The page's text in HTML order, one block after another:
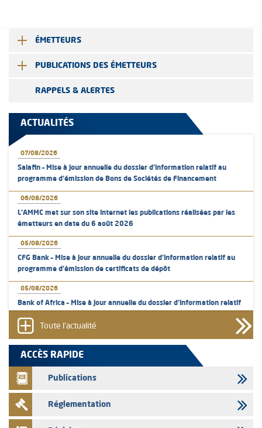
ÉMETTEURS
PUBLICATIONS DES ÉMETTEURS
RAPPELS & ALERTES
ACTUALITÉS
07/08/2026
Salafin – Mise à jour annuelle du dossier d’information relatif au
programme d'émission de Bons de Sociétés de Financement
06/08/2026
L’AMMC met sur son site internet les publications réalisées par les
émetteurs en date du 6 août 2026
05/08/2026
CFG Bank – Mise à jour annuelle du dossier d’information relatif au
programme d'émission de certificats de dépôt
05/08/2026
Bank of Africa – Mise à jour annuelle du dossier d’information relatif
05/08/2026
L’AMMC met sur son site internet les publications réalisées par les
émetteurs en date du 5 août 2026
04/08/2026
L’AMMC met sur son site internet les publications réalisées par les
émetteurs en date du 4 août 2026
Toute l'actualité
ACCÈS RAPIDE
Publications
Réglementation